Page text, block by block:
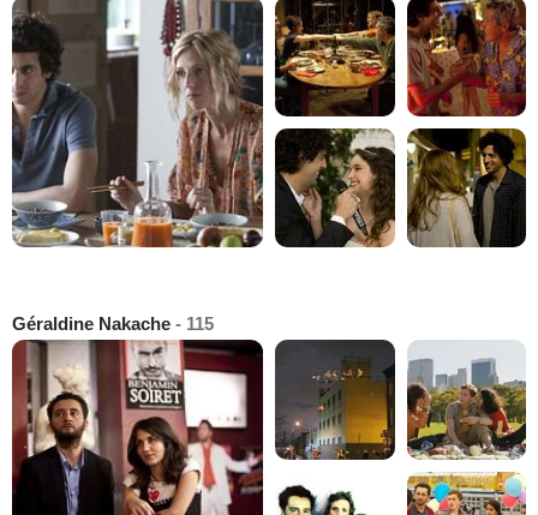
Géraldine Nakache - 115